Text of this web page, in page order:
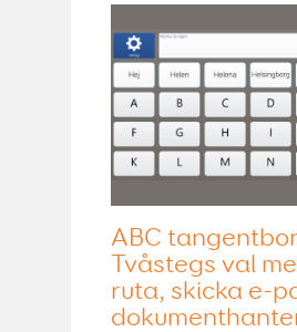
ABC
Tvåstegs val
ruta, skicka e-